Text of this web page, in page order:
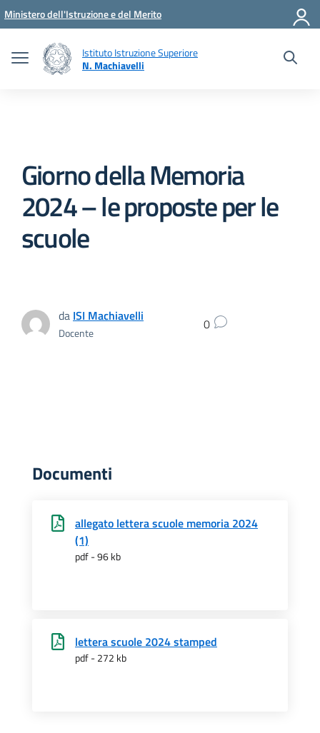
Vai ai contenuti
Vai al menu di navigazione
Vai al footer
Ministero dell'Istruzione e del Merito
Istituto Istruzione Superiore
N. Machiavelli
Giorno della Memoria
2024 – le proposte per le
scuole
da ISI Machiavelli
Docente 0
Documenti
allegato lettera scuole memoria 2024
(1)
pdf - 96 kb
lettera scuole 2024 stamped
pdf - 272 kb